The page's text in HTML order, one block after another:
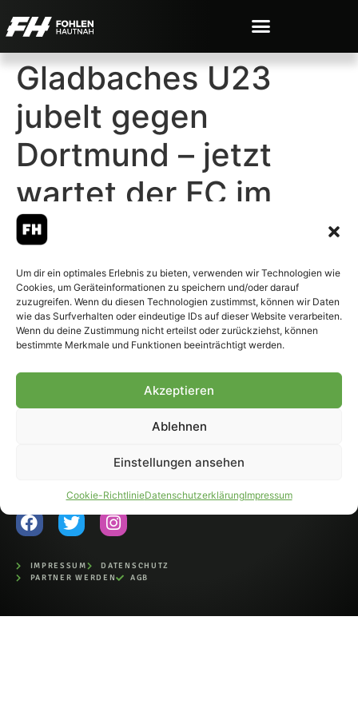
Um dir ein optimales Erlebnis zu bieten, verwenden wir Technologien wie
Cookies, um Geräteinformationen zu speichern und/oder darauf
zuzugreifen. Wenn du diesen Technologien zustimmst, können wir Daten
wie das Surfverhalten oder eindeutige IDs auf dieser Website verarbeiten.
Wenn du deine Zustimmung nicht erteilst oder zurückziehst, können
bestimmte Merkmale und Funktionen beeinträchtigt werden.
Akzeptieren
Ablehnen
Einstellungen ansehen
Cookie-RichtlinieDatenschutzerklärungImpressum
Gladbaches U23
jubelt gegen
Dortmund – jetzt
wartet der FC im
Derby
© 2007-2026 Fohlen-Hautnah.de
– Alle rechte vorbehalten.
Fohlen-Hautnah.de ist ein
offiziell eingetragenes Magazin
bei der Deutschen
Nationalbibliothek (ISSN 1868-
auszugsweise, nur mit
IMPRESSUM
DATENSCHUTZ
PARTNER WERDEN
AGB